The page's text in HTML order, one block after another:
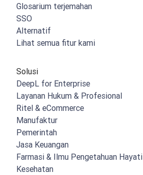
Glosarium terjemahan
SSO
Alternatif
Lihat semua fitur kami
Solusi
DeepL for Enterprise
Layanan Hukum & Profesional
Ritel & eCommerce
Manufaktur
Pemerintah
Jasa Keuangan
Farmasi & Ilmu Pengetahuan Hayati
Kesehatan